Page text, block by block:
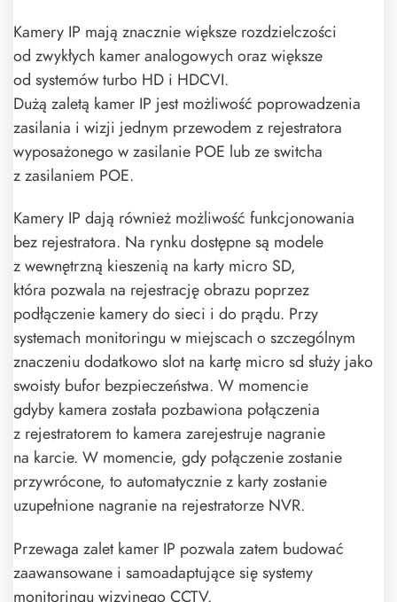
Kamery IP mają znacznie większe rozdzielczości
od zwykłych kamer analogowych oraz większe
od systemów turbo HD i HDCVI.
Dużą zaletą kamer IP jest możliwość poprowadzenia
zasilania i wizji jednym przewodem z rejestratora
wyposażonego w zasilanie POE lub ze switcha
z zasilaniem POE.
Kamery IP dają również możliwość funkcjonowania
bez rejestratora. Na rynku dostępne są modele
z wewnętrzną kieszenią na karty micro SD,
która pozwala na rejestrację obrazu poprzez
podłączenie kamery do sieci i do prądu. Przy
systemach monitoringu w miejscach o szczególnym
znaczeniu dodatkowo slot na kartę micro sd służy jako
swoisty bufor bezpieczeństwa. W momencie
gdyby kamera została pozbawiona połączenia
z rejestratorem to kamera zarejestruje nagranie
na karcie. W momencie, gdy połączenie zostanie
przywrócone, to automatycznie z karty zostanie
uzupełnione nagranie na rejestratorze NVR.
Przewaga zalet kamer IP pozwala zatem budować
zaawansowane i samoadaptujące się systemy
monitoringu wizyjnego CCTV.